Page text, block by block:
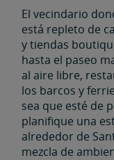
El vecindario
está repleto de
y tiendas
hasta el paseo
al aire libre,
los barcos y
sea que esté de
planifique una
alrededor de
mezcla de